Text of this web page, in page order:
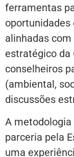
ferramentas
alinhadas
estratégico da
conselheiros
(ambiental,
discussões
A
parceria pela
uma